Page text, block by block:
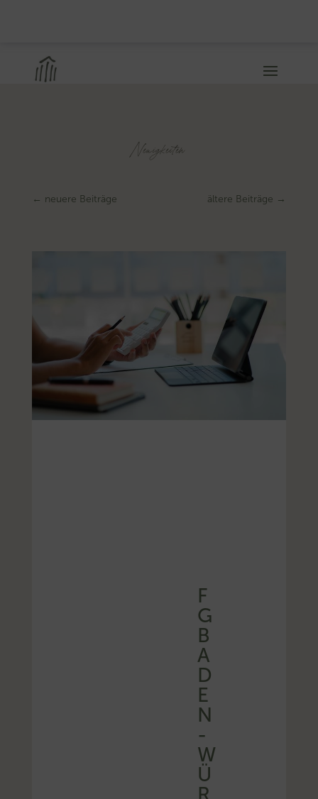
Neuigkeiten
← neuere Beiträge ältere Beiträge →
F
G
B
A
D
E
N
-
W
Ü
R